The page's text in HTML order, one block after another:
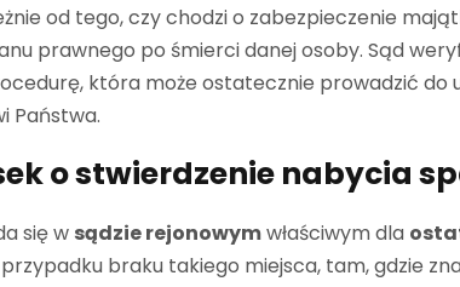
od tego, czy chodzi o zabezpieczenie
prawnego po śmierci danej osoby. Sąd
która może ostatecznie prowadzić
Państwa.
o stwierdzenie nabycia
się w sądzie rejonowymwłaściwym dla
przypadku braku takiego miejsca, tam, gdzie